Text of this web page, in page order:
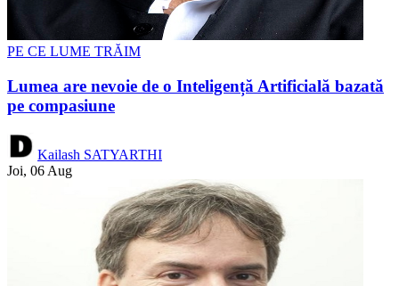
PE CE LUME TRĂIM
Lumea are nevoie de o Inteligență Artificială bazată
pe compasiune
Kailash SATYARTHI
Joi, 06 Aug